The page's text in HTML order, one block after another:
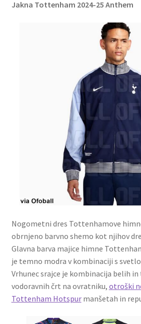
Jakna Tottenham 2024-25 Anthem
Nogometni dres Tottenhamove
obrnjeno barvno shemo kot njihov
Glavna barva majice himne
je temno modra v kombinaciji s
Vrhunec srajce je kombinacija belih
vodoravnih črt na ovratniku, otroški
Tottenham Hotspurmanšetah in